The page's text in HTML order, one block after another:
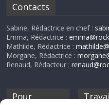
Contacts
Sabine, Rédactrice en chef :
Emma, Rédactrice :
Mathilde, Rédactrice :
Morgane, Rédactrice :
Renaud, Rédacteur :
Pour